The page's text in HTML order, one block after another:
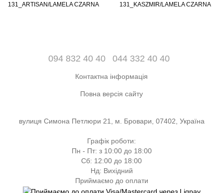
131_ARTISAN/LAMELA CZARNA
131_KASZMIR/LAMELA CZARNA
094 832 40 40 044 332 40 40
Контактна інформація
Повна версія сайту
вулиця Симона Петлюри 21, м. Бровари, 07402, Україна
Графік роботи:
Пн - Пт: з 10:00 до 18:00
Сб: 12:00 до 18:00
Нд: Вихідний
Приймаємо до оплати